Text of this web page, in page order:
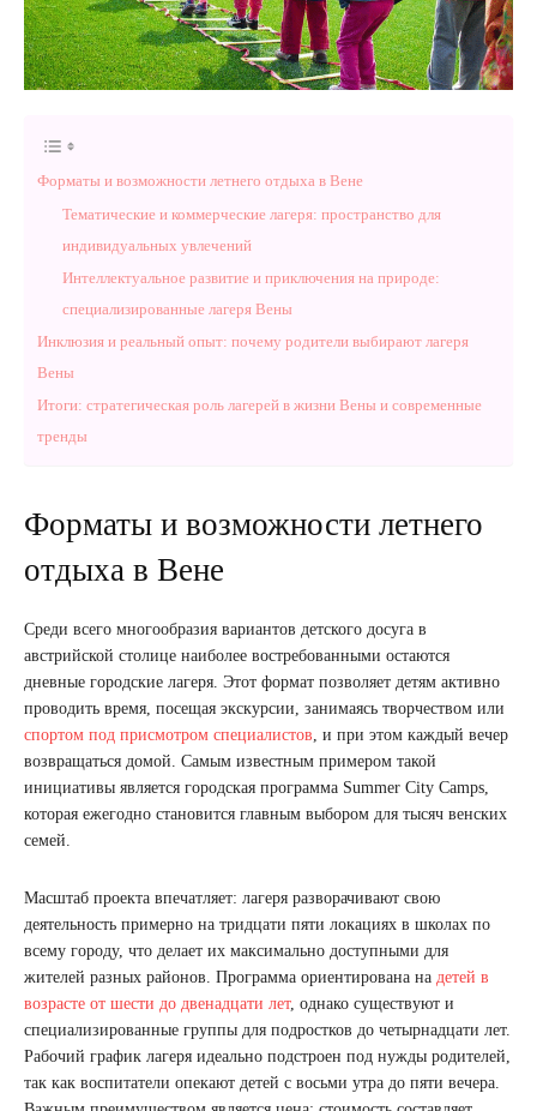
Форматы и возможности летнего отдыха в Вене
Тематические и коммерческие лагеря: пространство для
индивидуальных увлечений
Интеллектуальное развитие и приключения на природе:
специализированные лагеря Вены
Инклюзия и реальный опыт: почему родители выбирают лагеря
Вены
Итоги: стратегическая роль лагерей в жизни Вены и современные
тренды
Форматы и возможности летнего
отдыха в Вене
Среди всего многообразия вариантов детского досуга в
австрийской столице наиболее востребованными остаются
дневные городские лагеря. Этот формат позволяет детям активно
проводить время, посещая экскурсии, занимаясь творчеством или
спортом под присмотром специалистов , и при этом каждый вечер
возвращаться домой. Самым известным примером такой
инициативы является городская программа Summer City Camps,
которая ежегодно становится главным выбором для тысяч венских
семей.
Масштаб проекта впечатляет: лагеря разворачивают свою
деятельность примерно на тридцати пяти локациях в школах по
всему городу, что делает их максимально доступными для
жителей разных районов. Программа ориентирована на детей в
возрасте от шести до двенадцати лет, однако существуют и
специализированные группы для подростков до четырнадцати лет.
Рабочий график лагеря идеально подстроен под нужды родителей,
так как воспитатели опекают детей с восьми утра до пяти вечера.